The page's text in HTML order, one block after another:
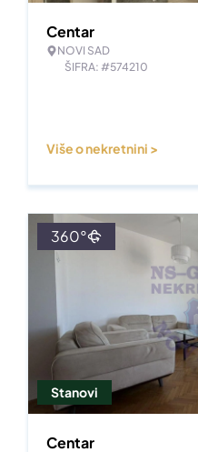
Centar
NOVI SAD
ŠIFRA: #574210
Više o nekretnini >
Stanovi
360°
Centar